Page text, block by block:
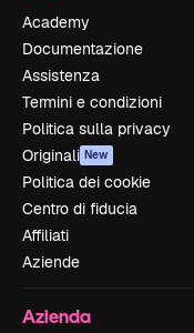
Academy
Documentazione
Assistenza
Termini e condizioni
Politica sulla privacy
Originali New
Politica dei cookie
Centro di fiducia
Affiliati
Aziende
Azienda